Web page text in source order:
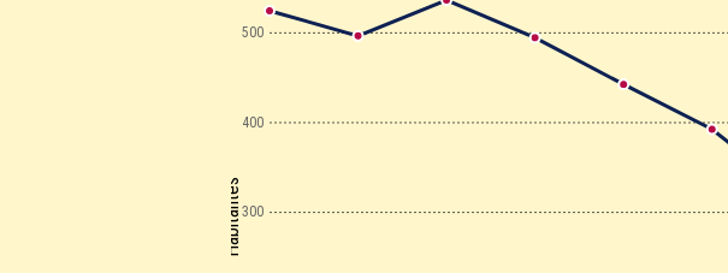
300
400
500
Habitantes